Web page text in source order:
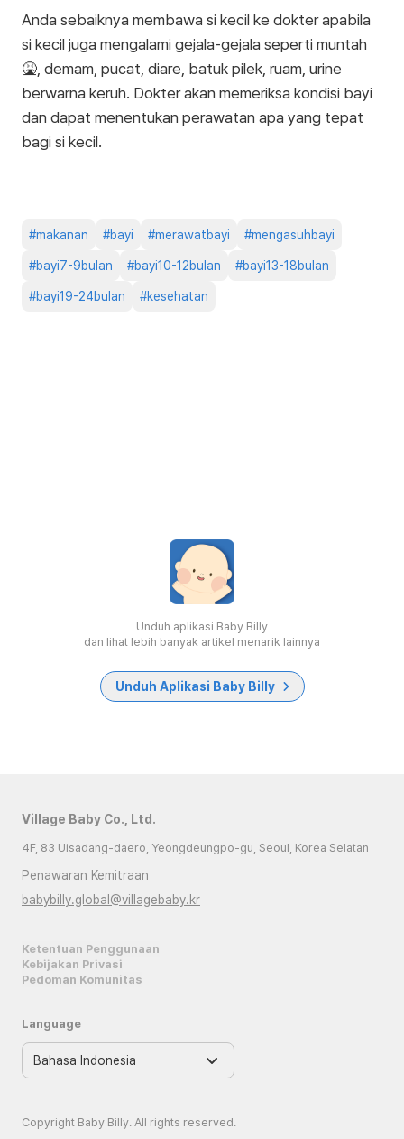
Anda sebaiknya membawa si kecil ke dokter apabila
si kecil juga mengalami gejala-gejala seperti muntah
🤮, demam, pucat, diare, batuk pilek, ruam, urine
berwarna keruh. Dokter akan memeriksa kondisi bayi
dan dapat menentukan perawatan apa yang tepat
bagi si kecil.
#makanan #bayi #merawatbayi #mengasuhbayi
#bayi7-9bulan #bayi10-12bulan #bayi13-18bulan
#bayi19-24bulan #kesehatan
Unduh aplikasi Baby Billy
dan lihat lebih banyak artikel menarik lainnya
Unduh Aplikasi Baby Billy
Village Baby Co., Ltd.
4F, 83 Uisadang-daero, Yeongdeungpo-gu, Seoul, Korea Selatan
Penawaran Kemitraan
babybilly.global@villagebaby.kr
Ketentuan Penggunaan
Kebijakan Privasi
Pedoman Komunitas
Language
Copyright Baby Billy. All rights reserved.